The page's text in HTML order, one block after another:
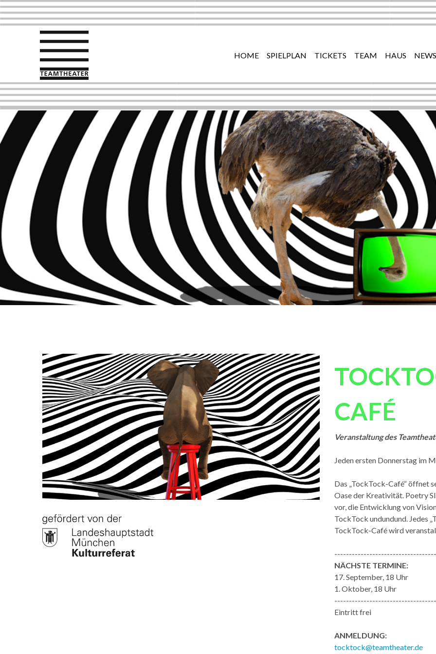
HOME SPIELPLAN TICKETS TEAM HAUS
CAFÉ
Veranstaltung des
Jeden ersten Donnerstag im
Das „TockTock-Café“ öffnet
Oase der Kreativität. Poetry
vor, die Entwicklung von
TockTock undundund. Jedes
TockTock-Café wird
NÄCHSTE TERMINE:
17. September, 18 Uhr
1. Oktober, 18 Uhr
Eintritt frei
ANMELDUNG:
tocktock@teamtheater.de